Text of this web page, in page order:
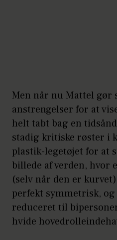
Men når nu Mattel gør
anstrengelser for at
helt tabt bag en
stadig kritiske røster i
plastik-legetøjet for at
billede af verden, hvor
(selv når den er
perfekt symmetrisk, og
reduceret til
hvide